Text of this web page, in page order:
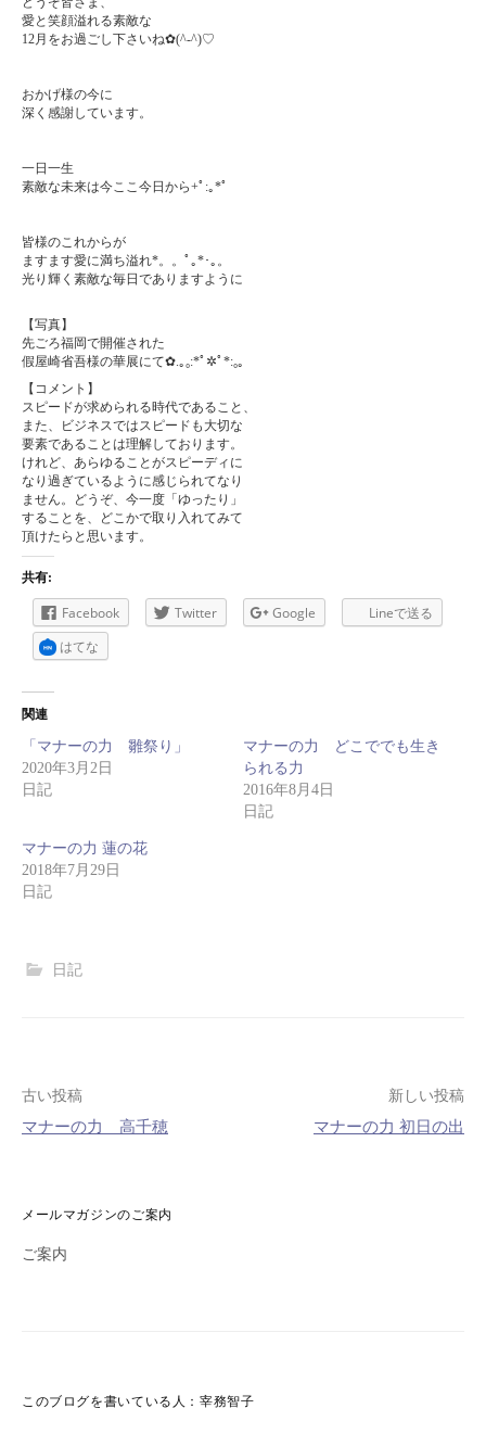
愛と笑顔溢れる素敵な
12月をお過ごし下さいね✿(^-^)♡
おかげ様の今に
深く感謝しています。
一日一生
素敵な未来は今ここ今日から+ﾟ:｡*ﾟ
皆様のこれからが
ますます愛に満ち溢れ*。。ﾟ｡*･｡。
光り輝く素敵な毎日でありますように
【写真】
先ごろ福岡で開催された
假屋崎省吾様の華展にて✿.｡₀:*ﾟ✲ﾟ*:₀｡
【コメント】
スピードが求められる時代であること、
また、ビジネスではスピードも大切な
要素であることは理解しております。
けれど、あらゆることがスピーディに
なり過ぎているように感じられてなり
ません。どうぞ、今一度「ゆったり」
することを、どこかで取り入れてみて
頂けたらと思います。
共有:
Facebook Twitter Google
Lineで送る
はてな
関連
「マナーの力 雛祭り」
2020年3月2日
日記
マナーの力 どこででも生き
られる力
2016年8月4日
日記
マナーの力 蓮の花
2018年7月29日
日記
日記
シ
古い投稿
マナーの力 高千穂
新しい投稿
マナーの力 初日の出
メールマガジンのご案内
ご案内
このブログを書いている人：宰務智子